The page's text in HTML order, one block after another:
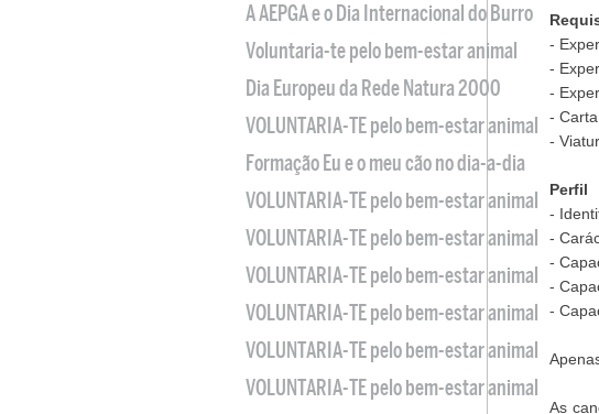
-
-
-
-
-
Perfil
-
-
-
-
-
As
A AEPGA e o Dia Internacional do Burro
Voluntaria-te pelo bem-estar animal
Dia Europeu da Rede Natura 2000
VOLUNTARIA-TE pelo bem-estar animal
Formação Eu e o meu cão no dia-a-dia
VOLUNTARIA-TE pelo bem-estar animal
VOLUNTARIA-TE pelo bem-estar animal
VOLUNTARIA-TE pelo bem-estar animal
VOLUNTARIA-TE pelo bem-estar animal
VOLUNTARIA-TE pelo bem-estar animal
VOLUNTARIA-TE pelo bem-estar animal